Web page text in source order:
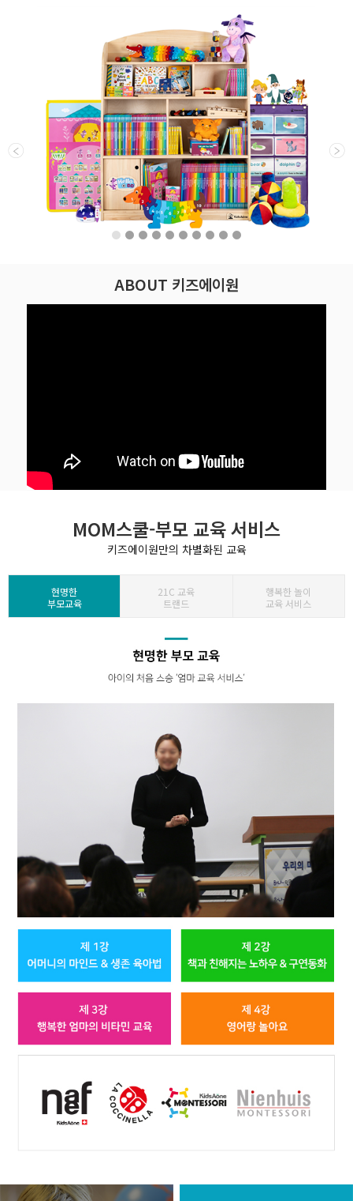
ABOUT 키즈에이원
MOM스쿨-부모 교육 서비스
키즈에이원만의 차별화된 교육
현명한
부모교육
21C 교육
트랜드
행복한 놀이
교육 서비스